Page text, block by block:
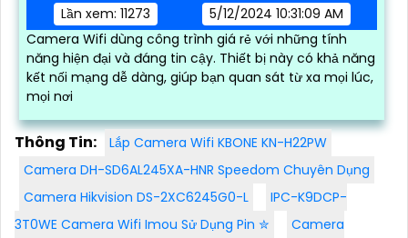
Lần xem: 11273
5/12/2024 10:31:09 AM
Camera Wifi dùng công trình giá rẻ với những tính
năng hiện đại và đáng tin cậy. Thiết bị này có khả năng
kết nối mạng dễ dàng, giúp bạn quan sát từ xa mọi lúc,
mọi nơi
Thông Tin:
Lắp Camera Wifi KBONE KN-H22PW
Camera DH-SD6AL245XA-HNR Speedom Chuyên Dụng
Camera Hikvision DS-2XC6245G0-L
IPC-K9DCP-
3T0WE Camera Wifi Imou Sử Dụng Pin ✮
Camera